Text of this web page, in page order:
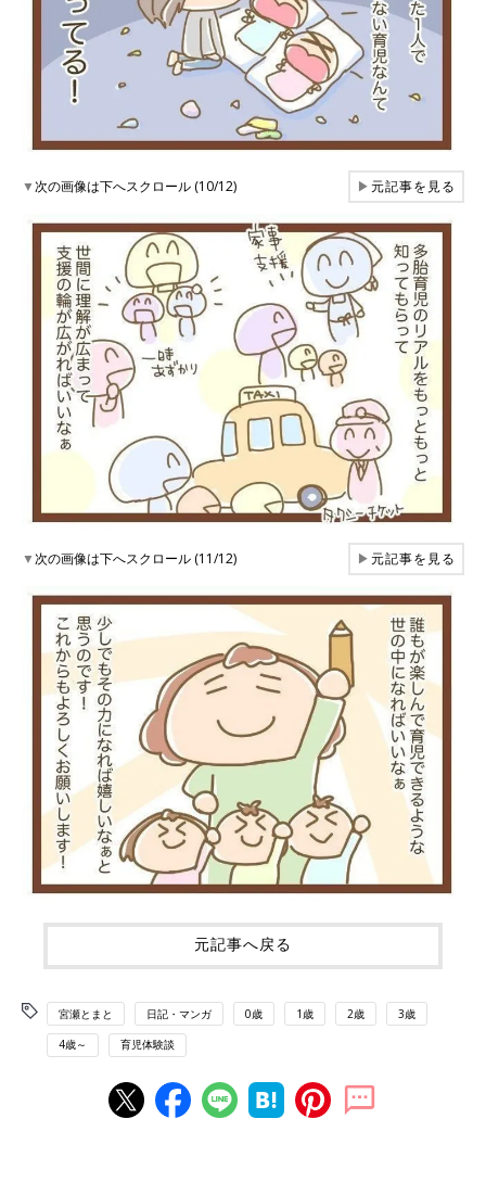
▼次の画像は下へスクロール (10/12) ▶元記事を見る
▼次の画像は下へスクロール (11/12) ▶元記事を見る
元記事へ戻る
宮瀬とまと 日記・マンガ 0歳 1歳 2歳 3歳
4歳～ 育児体験談